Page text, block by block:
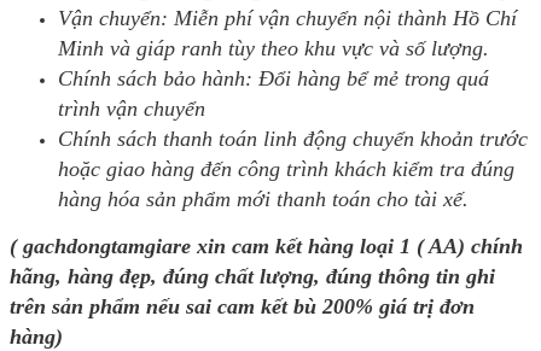
Vận chuyển: Miễn phí vận chuyển nội thành Hồ Chí
Minh và giáp ranh tùy theo khu vực và số lượng.
Chính sách bảo hành: Đổi hàng bể mẻ trong quá
trình vận chuyển
Chính sách thanh toán linh động chuyển khoản trước
hoặc giao hàng đến công trình khách kiểm tra đúng
hàng hóa sản phẩm mới thanh toán cho tài xế.
( gachdongtamgiare xin cam kết hàng loại 1 ( AA) chính
hãng, hàng đẹp, đúng chất lượng, đúng thông tin ghi
trên sản phẩm nếu sai cam kết bù 200% giá trị đơn
hàng)